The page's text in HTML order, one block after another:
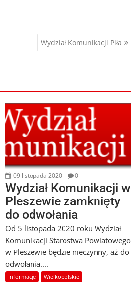
Wydział Komunikacji Piła
09 listopada 2020 0
Wydział Komunikacji w
Pleszewie zamknięty
do odwołania
Od 5 listopada 2020 roku Wydział
Komunikacji Starostwa Powiatowego
w Pleszewie będzie nieczynny, aż do
odwołania....
Informacje Wielkopolskie